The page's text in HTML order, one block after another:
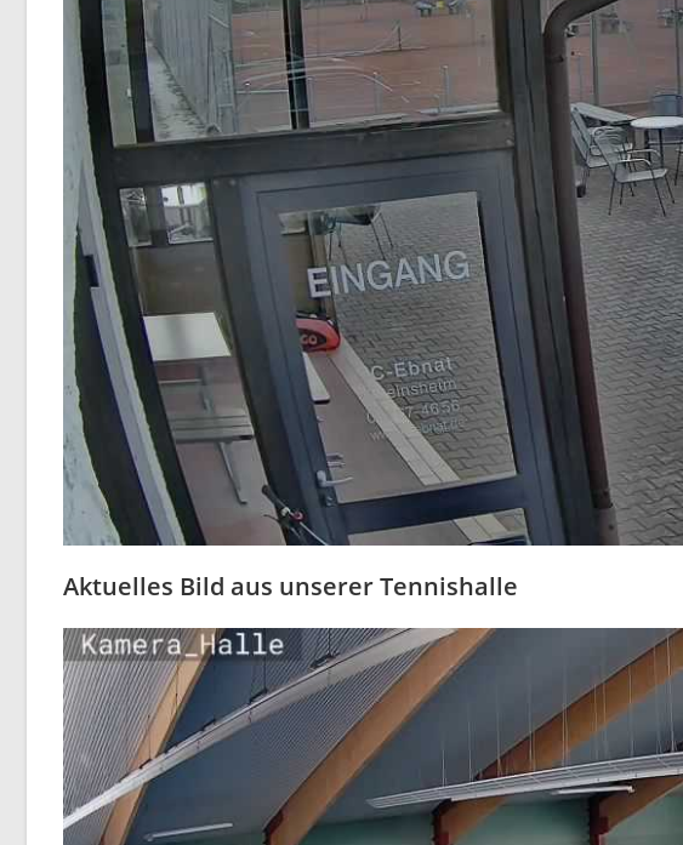
Aktuelles Bild aus unserer Tennishalle